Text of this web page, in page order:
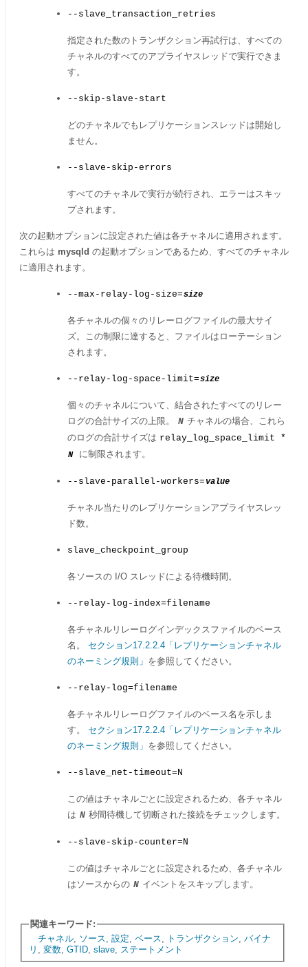
--slave_transaction_retries
指定された数のトランザクション再試行は、すべての
チャネルのすべてのアプライヤスレッドで実行できま
す。
--skip-slave-start
どのチャネルでもレプリケーションスレッドは開始し
ません。
--slave-skip-errors
すべてのチャネルで実行が続行され、エラーはスキッ
プされます。
次の起動オプションに設定された値は各チャネルに適用されます。
これらは mysqld の起動オプションであるため、すべてのチャネル
に適用されます。
--max-relay-log-size=size
各チャネルの個々のリレーログファイルの最大サイ
ズ。この制限に達すると、ファイルはローテーション
されます。
--relay-log-space-limit=size
個々のチャネルについて、結合されたすべてのリレー
ログの合計サイズの上限。 N チャネルの場合、これら
のログの合計サイズは relay_log_space_limit *
N に制限されます。
--slave-parallel-workers=value
チャネル当たりのレプリケーションアプライヤスレッ
ド数。
slave_checkpoint_group
各ソースの I/O スレッドによる待機時間。
--relay-log-index=filename
各チャネルリレーログインデックスファイルのベース
名。 セクション17.2.2.4「レプリケーションチャネル
のネーミング規則」 を参照してください。
--relay-log=filename
各チャネルリレーログファイルのベース名を示しま
す。 セクション17.2.2.4「レプリケーションチャネル
のネーミング規則」 を参照してください。
--slave_net-timeout=N
この値はチャネルごとに設定されるため、各チャネル
は N 秒間待機して切断された接続をチェックします。
--slave-skip-counter=N
この値はチャネルごとに設定されるため、各チャネル
はソースからの N イベントをスキップします。
関連キーワード:
チャネル, ソース 設定 ベース トランザクション バイナ
リ
変数, GTID, slave, ステートメント